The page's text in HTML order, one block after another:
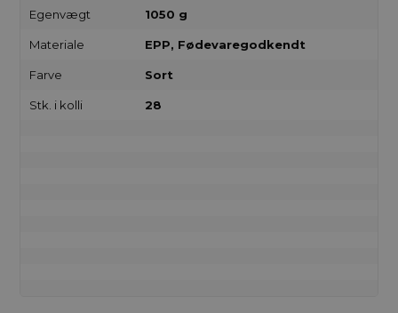
Egenvægt 1050 g
Materiale EPP, Fødevaregodkendt
Farve Sort
Stk. i kolli 28